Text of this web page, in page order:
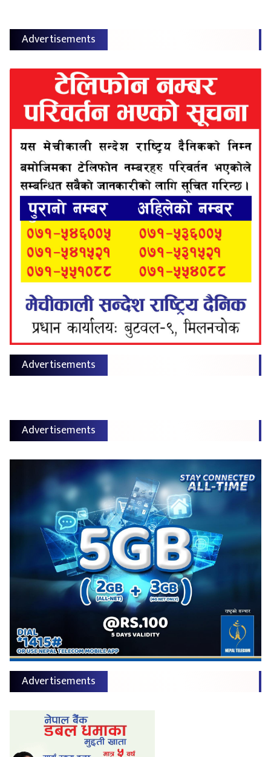
Advertisements
Advertisements
Advertisements
Advertisements